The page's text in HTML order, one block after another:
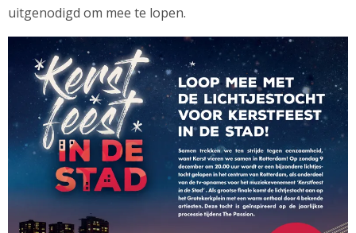
uitgenodigd om mee te lopen.